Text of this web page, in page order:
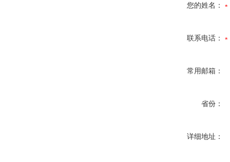
您的姓名：
联系电话：
常用邮箱：
省份：
详细地址：